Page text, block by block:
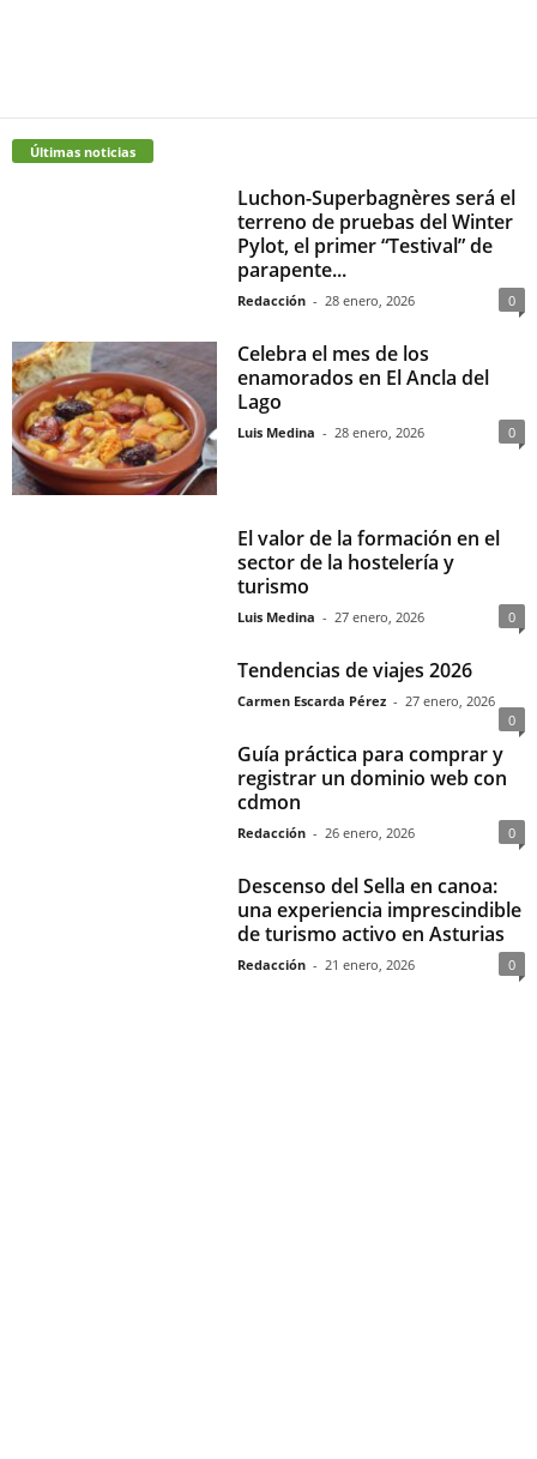
Últimas noticias
Luchon-Superbagnères será el
terreno de pruebas del Winter
Pylot, el primer “Testival” de
parapente...
Redacción - 28 enero, 2026 0
Celebra el mes de los
enamorados en El Ancla del
Lago
Luis Medina - 28 enero, 2026 0
El valor de la formación en el
sector de la hostelería y
turismo
Luis Medina - 27 enero, 2026 0
Tendencias de viajes 2026
Carmen Escarda Pérez - 27 enero, 2026
0
Guía práctica para comprar y
registrar un dominio web con
cdmon
Redacción - 26 enero, 2026 0
Descenso del Sella en canoa:
una experiencia imprescindible
de turismo activo en Asturias
Redacción - 21 enero, 2026 0